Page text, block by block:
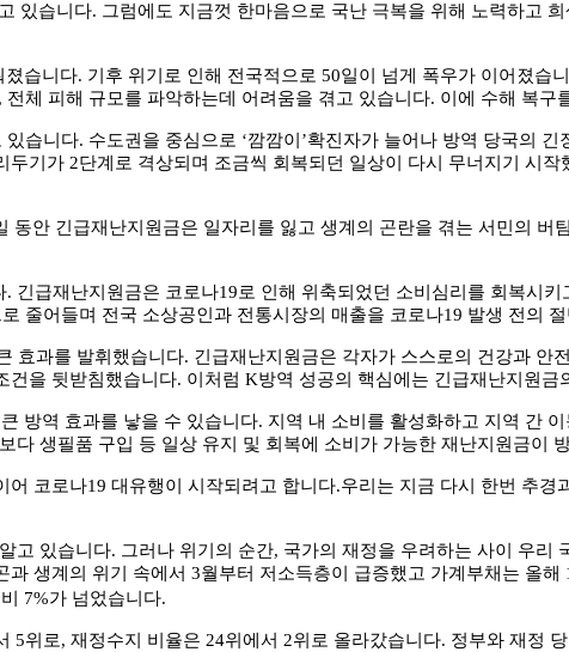
있습니다. 그럼에도 지금껏 한마음으로 국난 극복을 위해 노력하고
졌습니다. 기후 위기로 인해 전국적으로 50일이 넘게 폭우가 이어졌습
, 전체 피해 규모를 파악하는데 어려움을 겪고 있습니다. 이에 수해 복구
있습니다. 수도권을 중심으로 ‘깜깜이 ’확진자가 늘어나 방역 당국의 긴
두기가 2단계로 격상되며 조금씩 회복되던 일상이 다시 무너지기 시작
동안 긴급재난지원금은 일자리를 잃고 생계의 곤란을 겪는 서민의 버
. 긴급재난지원금은 코로나19로 인해 위축되었던 소비심리를 회복시
줄어들며 전국 소상공인과 전통시장의 매출을 코로나19 발생 전의
효과를 발휘했습니다. 긴급재난지원금은 각자가 스스로의 건강과 안
건을 뒷받침했습니다. 이처럼 K방역 성공의 핵심에는 긴급재난지원금
방역 효과를 낳을 수 있습니다. 지역 내 소비를 활성화하고 지역 간
다 생필품 구입 등 일상 유지 및 회복에 소비가 가능한 재난지원금이
어 코로나19 대유행이 시작되려고 합니다.우리는 지금 다시 한번 추경
고 있습니다. 그러나 위기의 순간, 국가의 재정을 우려하는 사이 우리
과 생계의 위기 속에서 3월부터 저소득층이 급증했고 가계부채는 올해
7%가 넘었습니다.
5위로, 재정수지 비율은 24위에서 2위로 올라갔습니다. 정부와 재정